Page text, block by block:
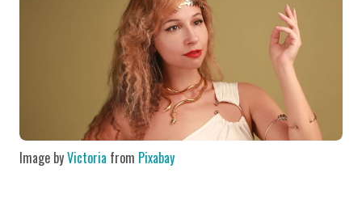
Image byVictoria from Pixabay